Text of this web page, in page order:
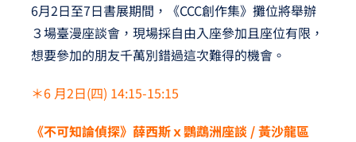
6月2日至7日書展期間，《CCC創作集》攤位將舉辦
３場臺漫座談會，現場採自由入座參加且座位有限，
想要參加的朋友千萬別錯過這次難得的機會。
＊6 月2日(四) 14:15-15:15
《不可知論偵探》薛西斯ｘ鸚鵡洲座談 / 黃沙龍區